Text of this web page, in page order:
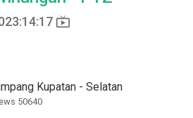
live_tv
Kupatan - Selatan
50640